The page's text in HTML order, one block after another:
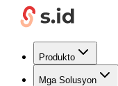
Produkto
Mga Solusyon